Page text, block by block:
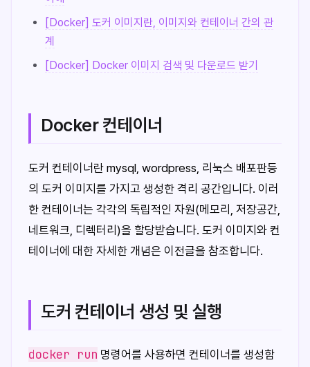
[Docker] 도커 이미지란, 이미지와 컨테이너 간의 관
계
[Docker] Docker 이미지 검색 및 다운로드 받기
Docker 컨테이너
도커 컨테이너란 mysql, wordpress, 리눅스 배포판등
의 도커 이미지를 가지고 생성한 격리 공간입니다. 이러
한 컨테이너는 각각의 독립적인 자원(메모리, 저장공간,
네트워크, 디렉터리)을 할당받습니다. 도커 이미지와 컨
테이너에 대한 자세한 개념은 이전글을 참조합니다.
도커 컨테이너 생성 및 실행
docker run 명령어를 사용하면 컨테이너를 생성함